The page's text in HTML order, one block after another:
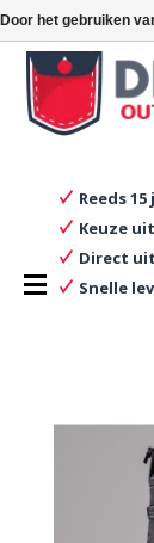
€
Reeds
Keuze
Direct
Snelle
Door het gebruiken